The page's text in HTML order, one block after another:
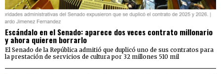
Escándalo en el Senado: aparece dos veces contrato millonario
y ahora quieren borrarlo
El Senado de la República admitió que duplicó uno de sus contratos para
la prestación de servicios de cultura por 32 millones 510 mil